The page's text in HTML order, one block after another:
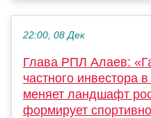
22:00, 08 Дек
Глава РПЛ Алаев:
частного инвестора
меняет ландшафт
формирует